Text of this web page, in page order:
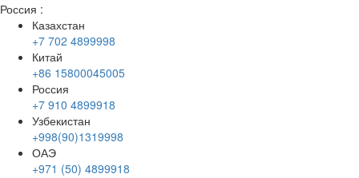
Россия :
Казахстан
+7 702 4899998
Китай
+86 15800045005
Россия
+7 910 4899918
Узбекистан
+998(90)1319998
ОАЭ
+971 (50) 4899918